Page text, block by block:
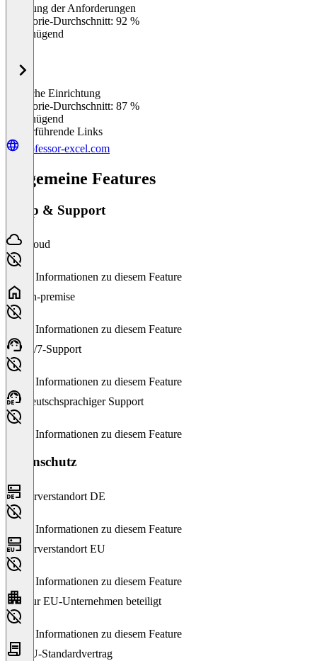
Erfüllung der Anforderungen
Kategorie-Durchschnitt: 92 %
Ungenügend
Einfache Einrichtung
Kategorie-Durchschnitt: 87 %
Ungenügend
Weiterführende Links
professor-excel.com
Allgemeine Features
Setup & Support
Cloud
Keine Informationen zu diesem Feature
On-premise
Keine Informationen zu diesem Feature
24/7-Support
Keine Informationen zu diesem Feature
Deutschsprachiger Support
Keine Informationen zu diesem Feature
Datenschutz
Serverstandort DE
Keine Informationen zu diesem Feature
Serverstandort EU
Keine Informationen zu diesem Feature
Nur EU-Unternehmen beteiligt
Keine Informationen zu diesem Feature
EU-Standardvertrag